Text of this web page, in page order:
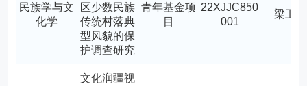
民族学与文
化学
区少数民族
传统村落典
型风貌的保
护调查研究
青年基金项
目
22XJJC850
001
梁卫娜
文化润疆视